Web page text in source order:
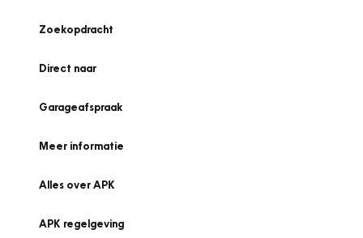
Zoekopdracht
Direct naar
Garageafspraak
Meer informatie
Alles over APK
APK regelgeving